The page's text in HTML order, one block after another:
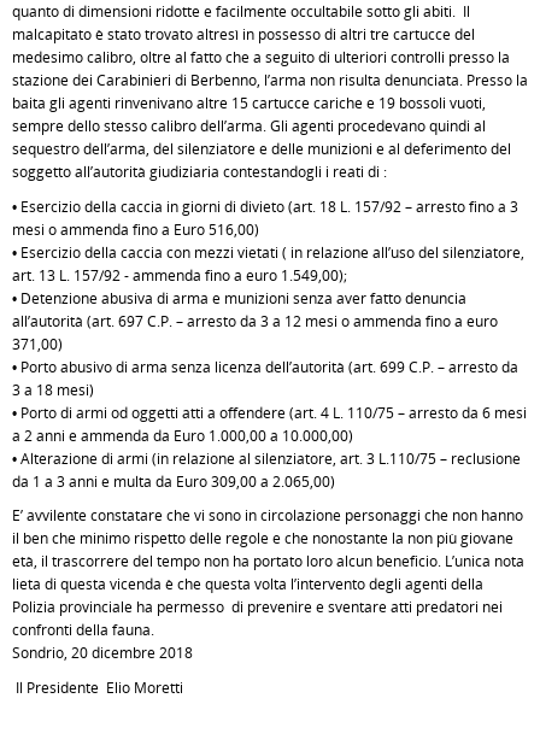
quanto di dimensioni ridotte e facilmente occultabile sotto gli abiti. Il
malcapitato è stato trovato altresì in possesso di altri tre cartucce del
medesimo calibro, oltre al fatto che a seguito di ulteriori controlli presso la
stazione dei Carabinieri di Berbenno, l’arma non risulta denunciata. Presso la
baita gli agenti rinvenivano altre 15 cartucce cariche e 19 bossoli vuoti,
sempre dello stesso calibro dell’arma. Gli agenti procedevano quindi al
sequestro dell’arma, del silenziatore e delle munizioni e al deferimento del
soggetto all’autorità giudiziaria contestandogli i reati di :
• Esercizio della caccia in giorni di divieto (art. 18 L. 157/92 – arresto fino a 3
mesi o ammenda fino a Euro 516,00)
• Esercizio della caccia con mezzi vietati ( in relazione all’uso del silenziatore,
art. 13 L. 157/92 - ammenda fino a euro 1.549,00);
• Detenzione abusiva di arma e munizioni senza aver fatto denuncia
all’autorità (art. 697 C.P. – arresto da 3 a 12 mesi o ammenda fino a euro
371,00)
• Porto abusivo di arma senza licenza dell’autorità (art. 699 C.P. – arresto da
3 a 18 mesi)
• Porto di armi od oggetti atti a offendere (art. 4 L. 110/75 – arresto da 6 mesi
a 2 anni e ammenda da Euro 1.000,00 a 10.000,00)
• Alterazione di armi (in relazione al silenziatore, art. 3 L.110/75 – reclusione
da 1 a 3 anni e multa da Euro 309,00 a 2.065,00)
E’ avvilente constatare che vi sono in circolazione personaggi che non hanno
il ben che minimo rispetto delle regole e che nonostante la non più giovane
età, il trascorrere del tempo non ha portato loro alcun beneficio. L’unica nota
lieta di questa vicenda è che questa volta l’intervento degli agenti della
Polizia provinciale ha permesso di prevenire e sventare atti predatori nei
confronti della fauna.
Sondrio, 20 dicembre 2018
Il Presidente Elio Moretti